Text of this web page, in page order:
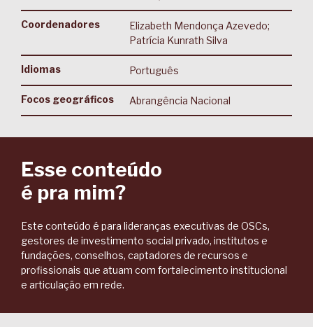
Coordenadores
Elizabeth Mendonça Azevedo;
Patrícia Kunrath Silva
Idiomas Português
Focos geográficos Abrangência Nacional
Esse conteúdo
é pra mim?
Este conteúdo é para lideranças executivas de OSCs,
gestores de investimento social privado, institutos e
fundações, conselhos, captadores de recursos e
profissionais que atuam com fortalecimento institucional
e articulação em rede.